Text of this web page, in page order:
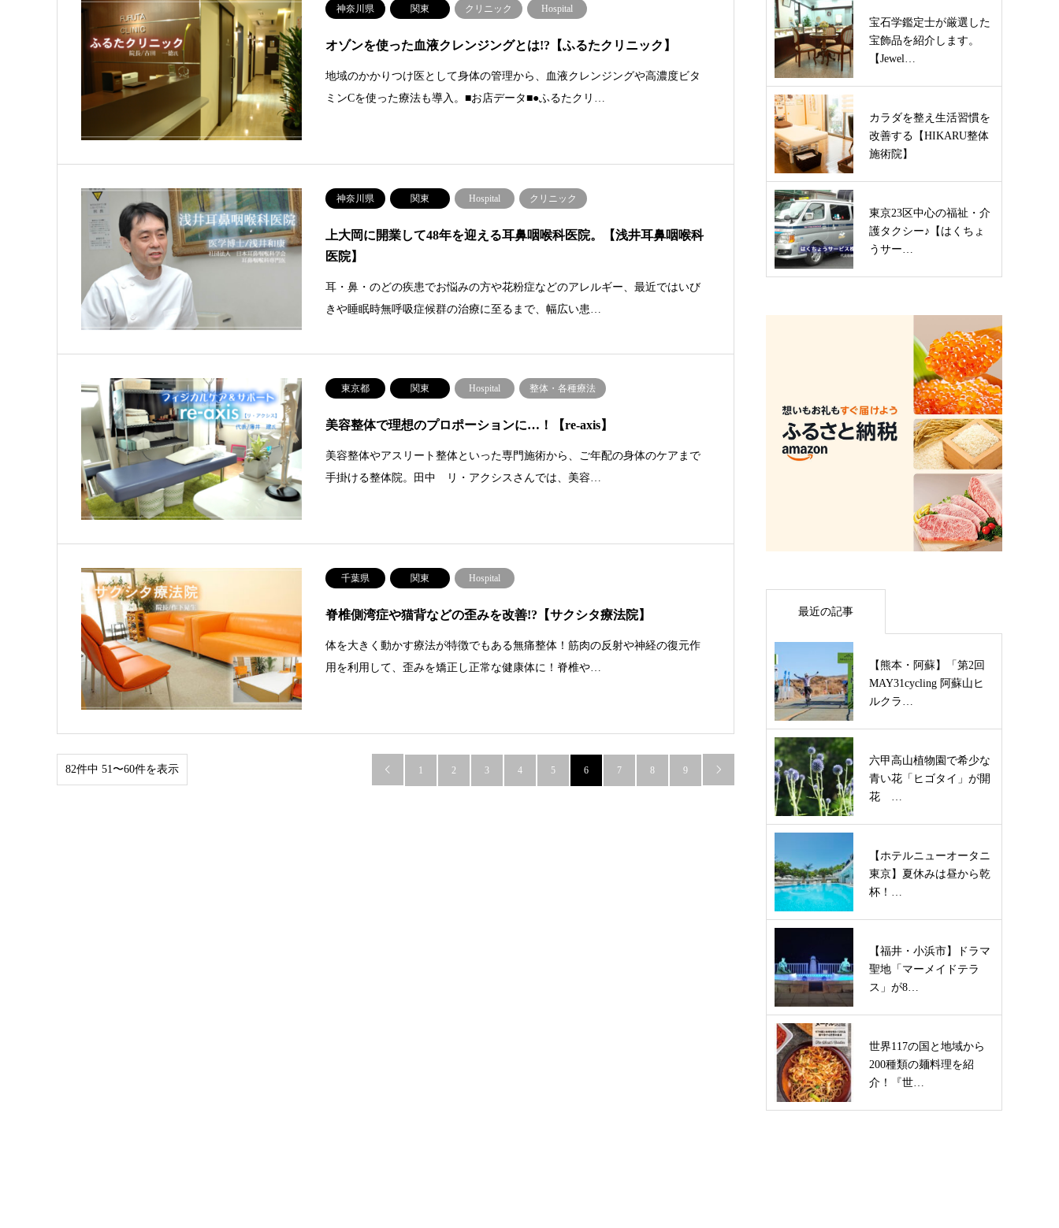
神奈川県 関東 クリニック Hospital
オゾンを使った血液クレンジングとは!?【ふるたクリニック】
地域のかかりつけ医として身体の管理から、血液クレンジングや高濃度ビタ
ミンCを使った療法も導入。■お店データ■●ふるたクリ…
神奈川県 関東 Hospital クリニック
上大岡に開業して48年を迎える耳鼻咽喉科医院。【浅井耳鼻咽喉科
医院】
耳・鼻・のどの疾患でお悩みの方や花粉症などのアレルギー、最近ではいび
きや睡眠時無呼吸症候群の治療に至るまで、幅広い患…
東京都 関東 Hospital 整体・各種療法
美容整体で理想のプロポーションに…！【re-axis】
美容整体やアスリート整体といった専門施術から、ご年配の身体のケアまで
手掛ける整体院。田中 リ・アクシスさんでは、美容…
千葉県 関東 Hospital
脊椎側湾症や猫背などの歪みを改善!?【サクシタ療法院】
体を大きく動かす療法が特徴でもある無痛整体！筋肉の反射や神経の復元作
用を利用して、歪みを矯正し正常な健康体に！脊椎や…
82件中 51〜60件を表示  1 2 3 4 5 6 7 8 9 
宝石学鑑定士が厳選した
宝飾品を紹介します。
【Jewel…
カラダを整え生活習慣を
改善する【HIKARU整体
施術院】
東京23区中心の福祉・介
護タクシー♪【はくちょ
うサー…
最近の記事
【熊本・阿蘇】「第2回
MAY31cycling 阿蘇山ヒ
ルクラ…
六甲高山植物園で希少な
青い花「ヒゴタイ」が開
花 …
【ホテルニューオータニ
東京】夏休みは昼から乾
杯！…
【福井・小浜市】ドラマ
聖地「マーメイドテラ
ス」が8…
世界117の国と地域から
200種類の麺料理を紹
介！『世…